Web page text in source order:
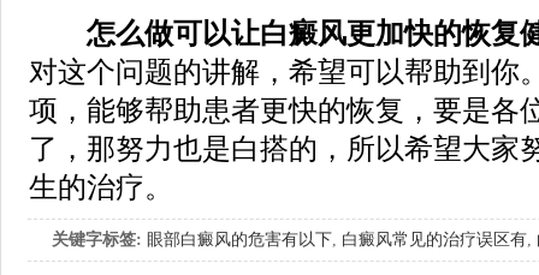
怎么做可以让白癜风更加快的恢复
对这个问题的讲解，希望可以帮助到你
项，能够帮助患者更快的恢复，要是各
了，那努力也是白搭的，所以希望大家
生的治疗。
关键字标签: 眼部白癜风的危害有以下, 白癜风常见的治疗误区有,